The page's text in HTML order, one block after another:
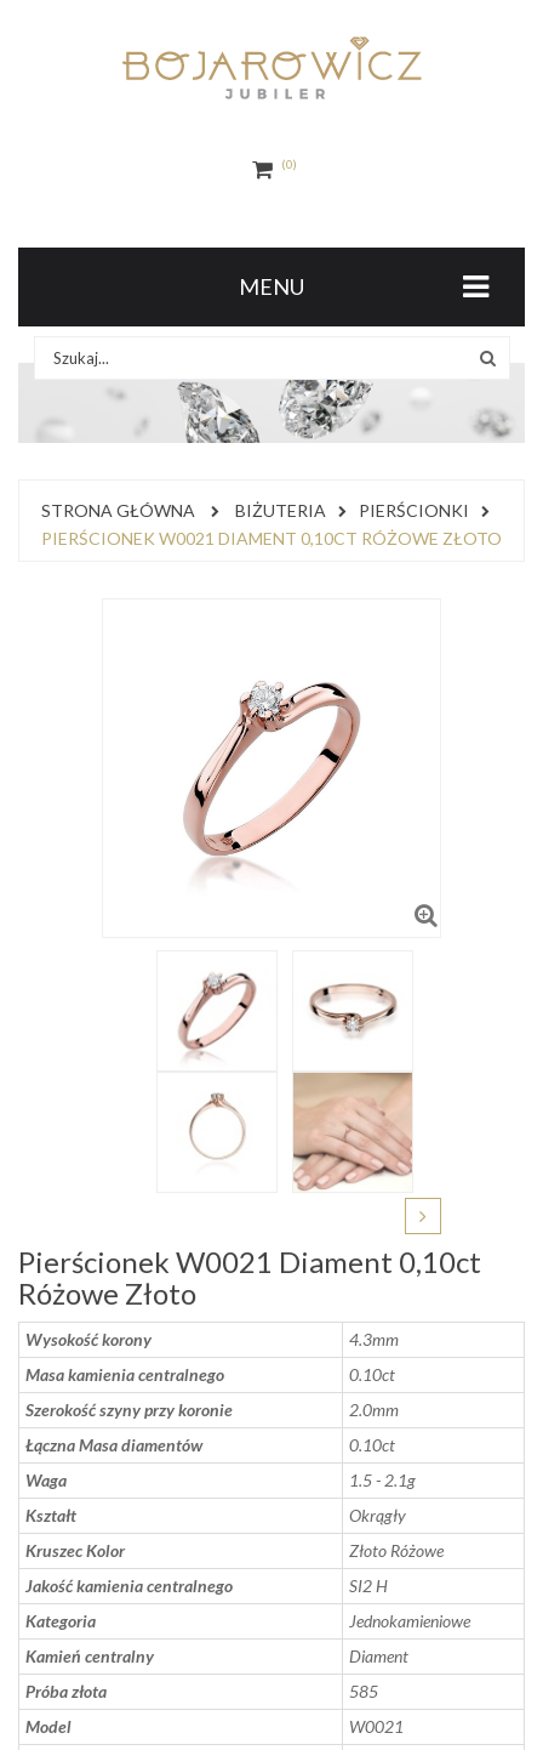
0
MENU
STRONA GŁÓWNA BIŻUTERIA
PIERŚCIONKI
PIERŚCIONEK W0021 DIAMENT 0,10CT RÓŻOWE ZŁOTO
Pierścionek W0021 Diament 0,10ct
Różowe Złoto
Wysokość korony
4.3mm
Masa kamienia centralnego
0.10ct
Szerokość szyny przy koronie
2.0mm
Łączna Masa diamentów
0.10ct
Waga
1.5 - 2.1g
Kształt
Okrągły
Kruszec Kolor
Złoto Różowe
Jakość kamienia centralnego
SI2 H
Kategoria
Jednokamieniowe
Kamień centralny
Diament
Próba złota
585
Model
W0021